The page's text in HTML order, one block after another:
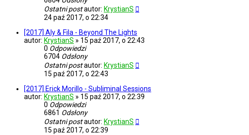
Ostatni postautor: KrystianS
24 paź 2017, o 22:34
[2017] Aly & Fila - Beyond The Lights
autor: KrystianS » 15 paź 2017, o 22:43
0 Odpowiedzi
6704 Odsłony
Ostatni postautor: KrystianS
15 paź 2017, o 22:43
[2017] Erick Morillo - Subliminal Sessions
autor: KrystianS » 15 paź 2017, o 22:39
0 Odpowiedzi
6861 Odsłony
Ostatni postautor: KrystianS
15 paź 2017, o 22:39